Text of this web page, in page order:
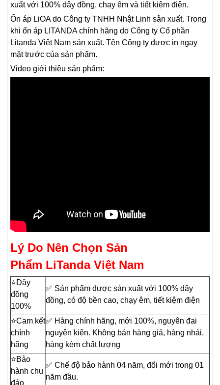
xuất với 100% dây đồng, chạy êm và tiết kiệm điện.
Ổn áp LiOA do Công ty TNHH Nhật Linh sản xuất. Trong
khi ổn áp LITANDA chính hãng do Công ty Cổ phần
Litanda Việt Nam sản xuất. Tên Công ty được in ngay
mặt trước của sản phẩm.
Video giới thiệu sản phẩm:
Lý Do Nên Chọn Sản
Phẩm LiTanda Việt Nam
⭐️Dây
đồng
100%
✅ Sản phẩm được sản xuất với 100% dây
đồng, có độ bền cao, chạy êm, tiết kiệm điện
⭐️Cam kết
chính
hãng
✅ Hàng chính hãng, mới 100%, nguyên đai
nguyên kiện. Không bán hàng giả, hàng nhái,
hàng kém chất lượng
⭐️Bảo
hành chu
đáo
✅ Chế độ bảo hành 04 năm, đổi mới trong 01
năm đầu.